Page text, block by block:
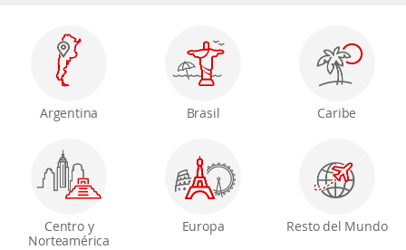
Argentina Brasil Caribe
Centro y
Norteamérica
Europa Resto del Mundo